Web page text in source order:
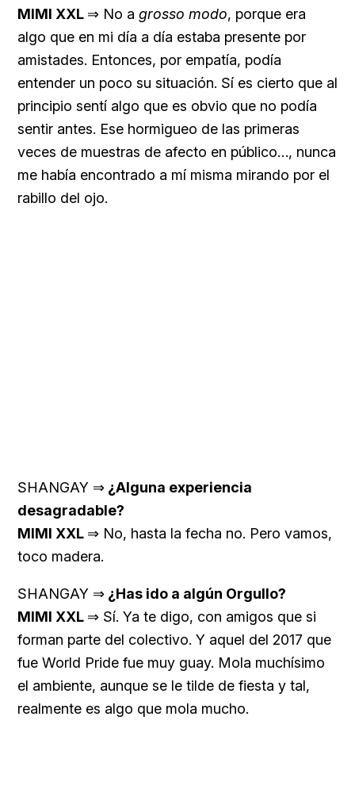
MIMI XXL ⇒ No a grosso modo, porque era
algo que en mi día a día estaba presente por
amistades. Entonces, por empatía, podía
entender un poco su situación. Sí es cierto que al
principio sentí algo que es obvio que no podía
sentir antes. Ese hormigueo de las primeras
veces de muestras de afecto en público…, nunca
me había encontrado a mí misma mirando por el
rabillo del ojo.
SHANGAY ⇒ ¿Alguna experiencia
desagradable?
MIMI XXL ⇒ No, hasta la fecha no. Pero vamos,
toco madera.
SHANGAY ⇒ ¿Has ido a algún Orgullo?
MIMI XXL ⇒ Sí. Ya te digo, con amigos que si
forman parte del colectivo. Y aquel del 2017 que
fue World Pride fue muy guay. Mola muchísimo
el ambiente, aunque se le tilde de fiesta y tal,
realmente es algo que mola mucho.